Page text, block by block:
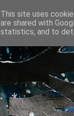
This site uses
are shared with
statistics, and to